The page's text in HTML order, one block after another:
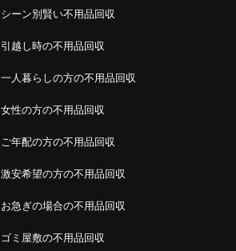
シーン別賢い不用品回収
引越し時の不用品回収
一人暮らしの方の不用品回収
女性の方の不用品回収
ご年配の方の不用品回収
激安希望の方の不用品回収
お急ぎの場合の不用品回収
ゴミ屋敷の不用品回収